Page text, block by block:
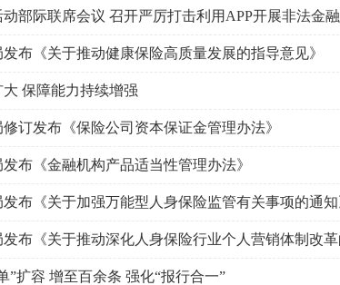
布《关于推动健康保险高质量发展的指导意见》
保障能力持续增强
订发布《保险公司资本保证金管理办法》
布《金融机构产品适当性管理办法》
布《关于加强万能型人身保险监管有关事项的通知
”扩容 增至百余条 强化“报行合一”